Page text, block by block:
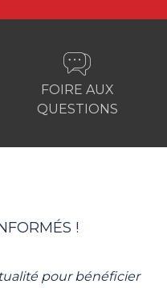
FOIRE AUX
QUESTIONS
!
pour bénéficier